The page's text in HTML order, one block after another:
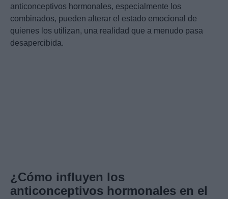
anticonceptivos hormonales, especialmente los
combinados, pueden alterar el estado emocional de
quienes los utilizan, una realidad que a menudo pasa
desapercibida.
¿Cómo influyen los
anticonceptivos hormonales en el